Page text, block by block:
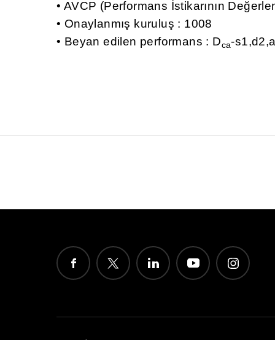
AVCP (Performans İstikarının
Onaylanmış kuruluş : 1008
Beyan edilen performans : Dca-